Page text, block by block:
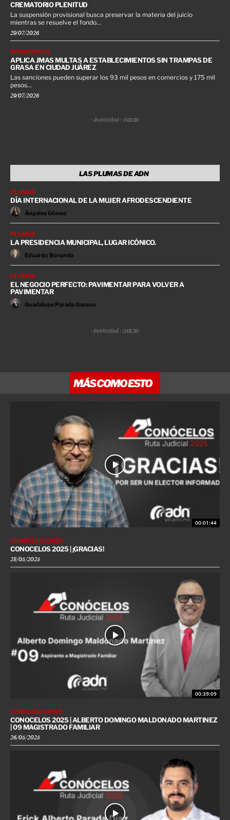
CREMATORIO PLENITUD
La suspensión provisional busca preservar la materia del juicio
mientras se resuelve el fondo...
29/07/2026
BORDERPLEX
APLICA JMAS MULTAS A ESTABLECIMIENTOS SIN TRAMPAS DE
GRASA EN CIUDAD JUÁREZ
Las sanciones pueden superar los 93 mil pesos en comercios y 175 mil
pesos...
29/07/2026
- Publicidad - (MR1B)
LAS PLUMAS DE ADN
PLUMAS
DÍA INTERNACIONAL DE LA MUJER AFRODESCENDIENTE
Ángeles Gómez
PLUMAS
LA PRESIDENCIA MUNICIPAL, LUGAR ICÓNICO.
Eduardo Borunda
PLUMAS
EL NEGOCIO PERFECTO: PAVIMENTAR PARA VOLVER A
PAVIMENTAR
Guadalupe Parada Gasson
- Publicidad - (MR2B)
MÁS COMO ESTO
00:01:44
CONÓCELOS 2025
CONOCELOS 2025 | ¡GRACIAS!
28/05/2025
00:39:09
CONÓCELOS 2025
CONOCELOS 2025 | ALBERTO DOMINGO MALDONADO MARTINEZ
| 09 MAGISTRADO FAMILIAR
26/05/2025